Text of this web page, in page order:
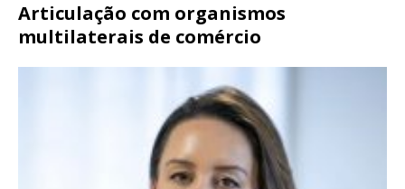
Articulação com organismos
multilaterais de comércio